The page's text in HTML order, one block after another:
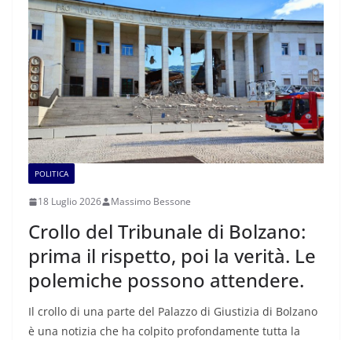
POLITICA
18 Luglio 2026 Massimo Bessone
Crollo del Tribunale di Bolzano:
prima il rispetto, poi la verità. Le
polemiche possono attendere.
Il crollo di una parte del Palazzo di Giustizia di Bolzano
è una notizia che ha colpito profondamente tutta la